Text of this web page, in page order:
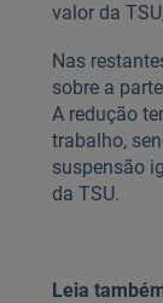
valor da
Nas
sobre a
A redução
trabalho,
suspensão
da TSU.
Leia